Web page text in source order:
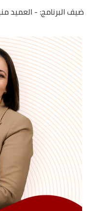
ضيف البرنامج: - العميد